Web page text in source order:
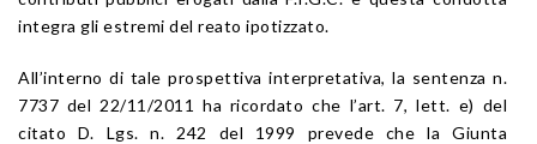
integra gli estremi del reato ipotizzato.
All’interno di tale prospettiva interpretativa, la sentenza n.
7737 del 22/11/2011 ha ricordato che l’art. 7, lett. e) del
citato D. Lgs. n. 242 del 1999 prevede che la Giunta